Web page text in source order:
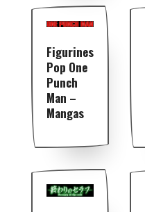
Figurines
Pop One
Punch
Man –
Mangas